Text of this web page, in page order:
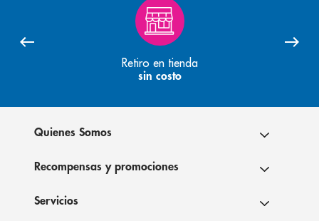
Retiro en tienda
sin costo
Quienes Somos
Recompensas y promociones
Servicios